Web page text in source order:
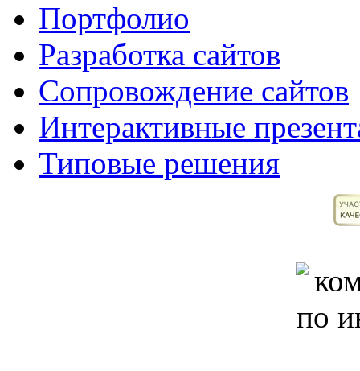
Портфолио
Разработка сайтов
Сопровождение сайтов
Интерактивные
Типовые решения